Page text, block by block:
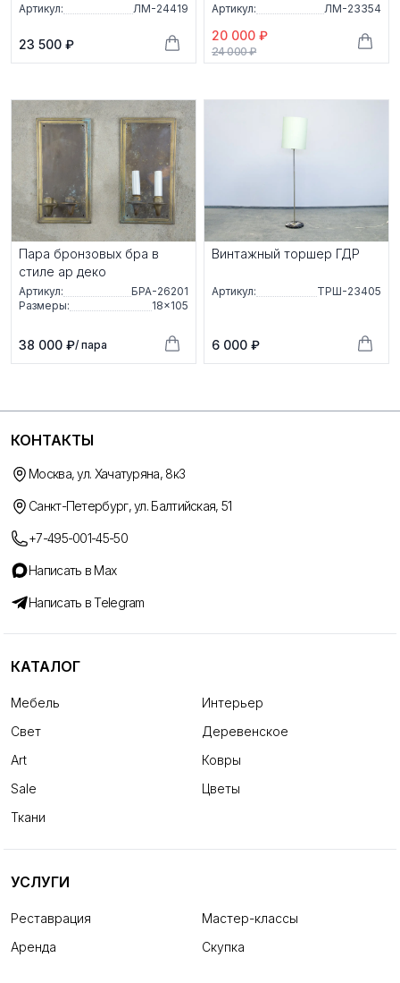
Артикул: ЛМ-24419
23 500 ₽
Артикул: ЛМ-23354
20 000 ₽
24 000 ₽
Пара бронзовых бра в
стиле ар деко
Артикул:
БРА-26201
Размеры:
18×105
38 000 ₽/ пара
Винтажный торшер ГДР
Артикул: ТРШ-23405
6 000 ₽
КОНТАКТЫ
Москва, ул. Хачатуряна, 8к3
Санкт-Петербург, ул. Балтийская, 51
+7-495-001-45-50
Написать в Max
Написать в Telegram
КАТАЛОГ
Мебель
Интерьер
Свет
Деревенское
Art
Ковры
Sale
Цветы
Ткани
УСЛУГИ
Реставрация
Мастер-классы
Аренда
Скупка